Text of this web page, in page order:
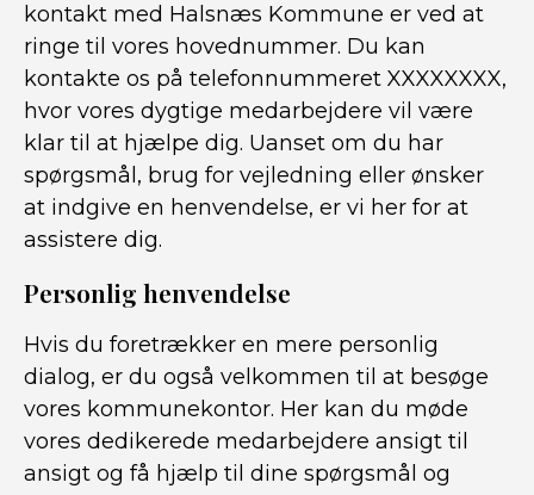
kontakt med Halsnæs Kommune er ved at
ringe til vores hovednummer. Du kan
kontakte os på telefonnummeret XXXXXXXX,
hvor vores dygtige medarbejdere vil være
klar til at hjælpe dig. Uanset om du har
spørgsmål, brug for vejledning eller ønsker
at indgive en henvendelse, er vi her for at
assistere dig.
Personlig henvendelse
Hvis du foretrækker en mere personlig
dialog, er du også velkommen til at besøge
vores kommunekontor. Her kan du møde
vores dedikerede medarbejdere ansigt til
ansigt og få hjælp til dine spørgsmål og